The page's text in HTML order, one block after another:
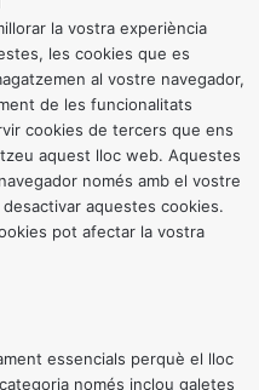
la vostra experiència
les cookies que es
al vostre navegador,
de les funcionalitats
cookies de tercers que ens
aquest lloc web. Aquestes
només amb el vostre
aquestes cookies.
pot afectar la vostra
essencials perquè el lloc
només inclou galetes